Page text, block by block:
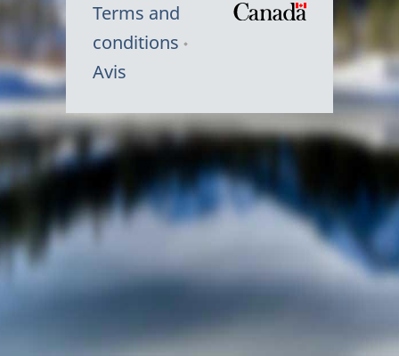
Terms and
conditions
Avis
Symbole
du
Canada